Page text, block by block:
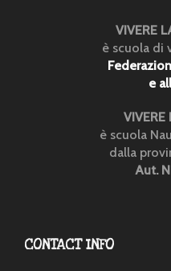
VIVERE
è scuola di
e
VIVERE
è scuola
dalla
Aut.
CONTACT INFO